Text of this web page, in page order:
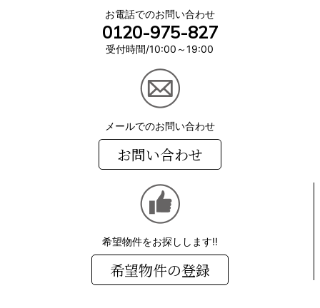
お電話でのお問い合わせ
0120-975-827
受付時間/10:00～19:00
メールでのお問い合わせ
お問い合わせ
希望物件をお探しします!!
希望物件の登録